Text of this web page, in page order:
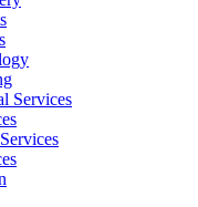
Services